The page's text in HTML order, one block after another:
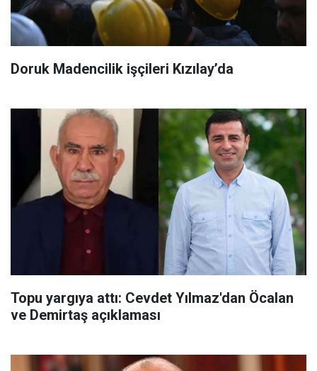
Doruk Madencilik işçileri Kızılay’da
Topu yargıya attı: Cevdet Yılmaz'dan Öcalan
ve Demirtaş açıklaması